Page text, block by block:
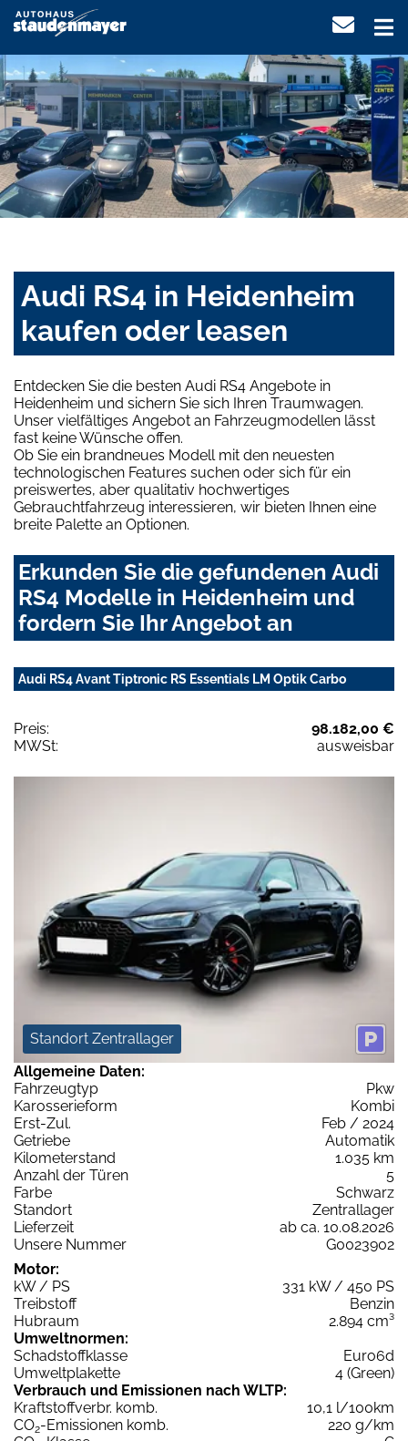
Audi RS4 in Heidenheim
kaufen oder leasen
Entdecken Sie die besten Audi RS4 Angebote in
Heidenheim und sichern Sie sich Ihren Traumwagen.
Unser vielfältiges Angebot an Fahrzeugmodellen lässt
fast keine Wünsche offen.
Ob Sie ein brandneues Modell mit den neuesten
technologischen Features suchen oder sich für ein
preiswertes, aber qualitativ hochwertiges
Gebrauchtfahrzeug interessieren, wir bieten Ihnen eine
breite Palette an Optionen.
Erkunden Sie die gefundenen Audi
RS4 Modelle in Heidenheim und
fordern Sie Ihr Angebot an
Audi RS4 Avant Tiptronic RS Essentials LM Optik Carbo
Preis:
98.182,00 €
MWSt:
ausweisbar
Standort Zentrallager
Allgemeine Daten:
Fahrzeugtyp
Pkw
Karosserieform
Kombi
Erst-Zul.
Feb / 2024
Getriebe
Automatik
Kilometerstand
1.035 km
Anzahl der Türen
5
Farbe
Schwarz
Standort
Zentrallager
Lieferzeit
ab ca. 10.08.2026
Unsere Nummer
G0023902
Motor:
kW / PS
331 kW / 450 PS
Treibstoff
Benzin
Hubraum
2.894 cm³
Umweltnormen:
Schadstoffklasse
Euro6d
Umweltplakette
4 (Green)
Verbrauch und Emissionen nach WLTP:
Kraftstoffverbr. komb.
10,1 l/100km
CO2-Emissionen komb.
220 g/km